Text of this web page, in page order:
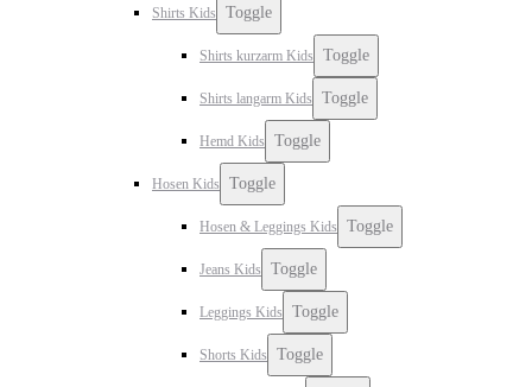
Shirts Kids Toggle
Shirts kurzarm Kids Toggle
Shirts langarm Kids Toggle
Hemd Kids Toggle
Hosen Kids Toggle
Hosen & Leggings Kids Toggle
Jeans Kids Toggle
Leggings Kids Toggle
Shorts Kids Toggle